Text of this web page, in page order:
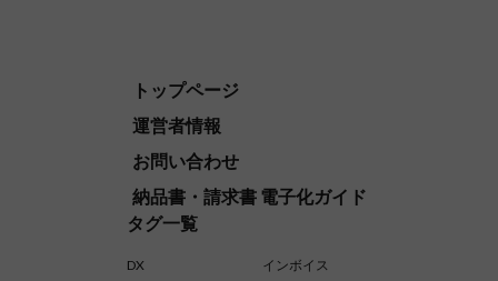
トップページ
運営者情報
お問い合わせ
納品書・請求書 電子化ガイド
タグ一覧
DX
インボイス